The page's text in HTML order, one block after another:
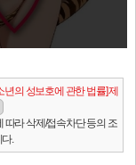
년의 성보호에 관한 법률] 제
따라 삭제/접속차단 등의 조
.